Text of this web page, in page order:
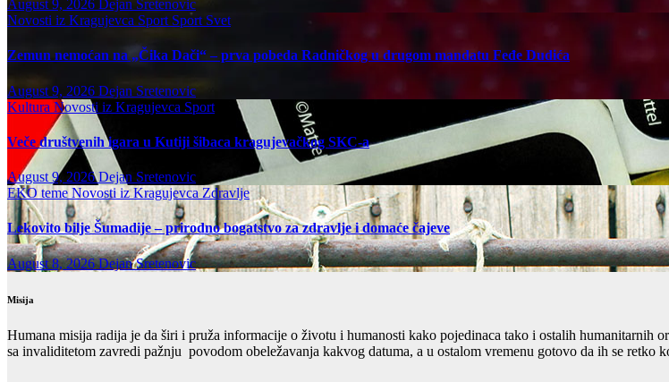
August 9, 2026 Dejan Sretenovic
Novosti iz Kragujevca Sport Sport Svet
Zemun nemoćan na „Čika Dači“ – prva pobeda Radničkog u drugom mandatu Feđe Dudića
August 9, 2026 Dejan Sretenovic
KulturaNovosti iz Kragujevca Sport
Veče društvenih igara u Kutiji šibaca kragujevačkog SKC-a
August 9, 2026Dejan Sretenovic
EKO teme Novosti iz Kragujevca Zdravlje
Lekovito bilje Šumadije – prirodno bogatstvo za zdravlje i domaće čajeve
August 8, 2026Dejan Sretenovic
Misija
Humana misija radija je da širi i pruža informacije o životu i humanosti kako pojedinaca tako i ostalih humanitarnih
sa invaliditetom zavredi pažnju povodom obeležavanja kakvog datuma, a u ostalom vremenu gotovo da ih se retko